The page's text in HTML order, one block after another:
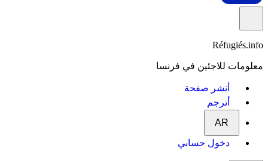
Réfugiés.info
معلومات للاجئين في فرنسا
أنشر صفحة
أترجم
AR
دخول حسابي